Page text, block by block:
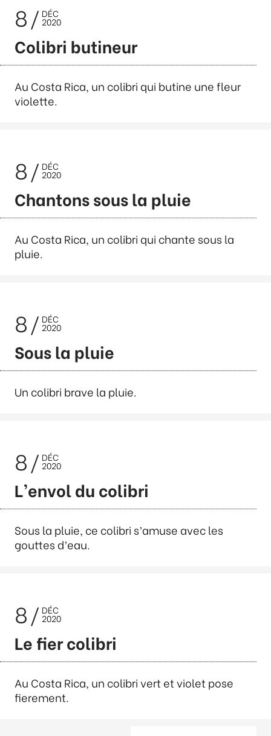
8 DÉC
2020
Colibri butineur
Au Costa Rica, un colibri qui butine une fleur
violette.
8 DÉC
2020
Chantons sous la pluie
Au Costa Rica, un colibri qui chante sous la
pluie.
8 DÉC
2020
Sous la pluie
Un colibri brave la pluie.
8 DÉC
2020
L’envol du colibri
Sous la pluie, ce colibri s’amuse avec les
gouttes d’eau.
8 DÉC
2020
Le fier colibri
Au Costa Rica, un colibri vert et violet pose
fierement.